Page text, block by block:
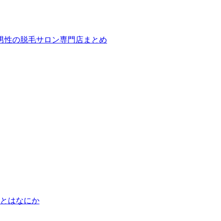
性の脱毛サロン専門店まとめ
はなにか